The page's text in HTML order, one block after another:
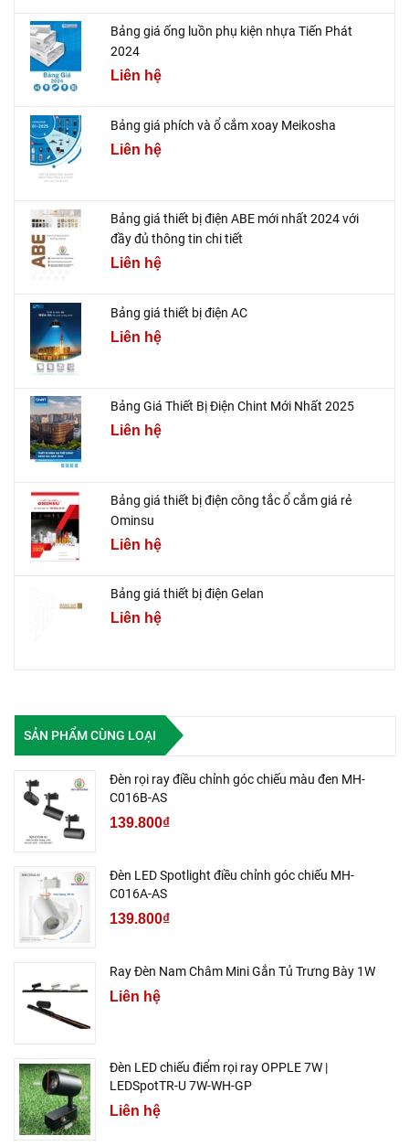
Bảng giá ống luồn phụ kiện nhựa Tiến Phát
2024
Liên hệ
Bảng giá phích và ổ cắm xoay Meikosha
Liên hệ
Bảng giá thiết bị điện ABE mới nhất 2024 với
đầy đủ thông tin chi tiết
Liên hệ
Bảng giá thiết bị điện AC
Liên hệ
Bảng Giá Thiết Bị Điện Chint Mới Nhất 2025
Liên hệ
Bảng giá thiết bị điện công tắc ổ cắm giá rẻ
Ominsu
Liên hệ
Bảng giá thiết bị điện Gelan
Liên hệ
SẢN PHẨM CÙNG LOẠI
Đèn rọi ray điều chỉnh góc chiếu màu đen MH-
C016B-AS
139.800₫
Đèn LED Spotlight điều chỉnh góc chiếu MH-
C016A-AS
139.800₫
Ray Đèn Nam Châm Mini Gắn Tủ Trưng Bày 1W
Liên hệ
Đèn LED chiếu điểm rọi ray OPPLE 7W |
LEDSpotTR-U 7W-WH-GP
Liên hệ